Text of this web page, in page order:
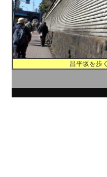
昌平坂を歩く